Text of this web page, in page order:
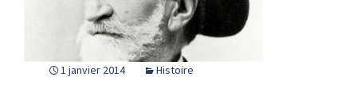
1 janvier 2014 Histoire